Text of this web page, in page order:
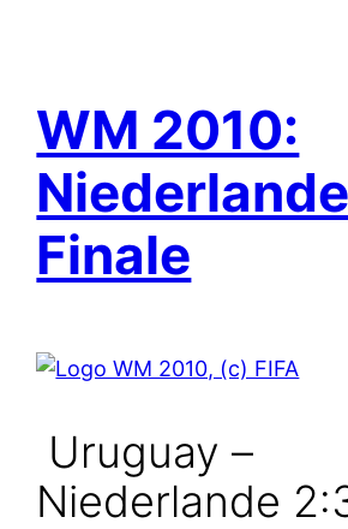
WM 2010:
Finale
Uruguay –
Niederlande